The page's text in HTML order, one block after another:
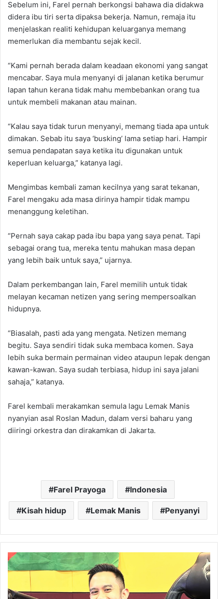
Sebelum ini, Farel pernah berkongsi bahawa dia didakwa
didera ibu tiri serta dipaksa bekerja. Namun, remaja itu
menjelaskan realiti kehidupan keluarganya memang
memerlukan dia membantu sejak kecil.
“Kami pernah berada dalam keadaan ekonomi yang sangat
mencabar. Saya mula menyanyi di jalanan ketika berumur
lapan tahun kerana tidak mahu membebankan orang tua
untuk membeli makanan atau mainan.
“Kalau saya tidak turun menyanyi, memang tiada apa untuk
dimakan. Sebab itu saya ‘busking’ lama setiap hari. Hampir
semua pendapatan saya ketika itu digunakan untuk
keperluan keluarga,” katanya lagi.
Mengimbas kembali zaman kecilnya yang sarat tekanan,
Farel mengaku ada masa dirinya hampir tidak mampu
menanggung keletihan.
“Pernah saya cakap pada ibu bapa yang saya penat. Tapi
sebagai orang tua, mereka tentu mahukan masa depan
yang lebih baik untuk saya,” ujarnya.
Dalam perkembangan lain, Farel memilih untuk tidak
melayan kecaman netizen yang sering mempersoalkan
hidupnya.
“Biasalah, pasti ada yang mengata. Netizen memang
begitu. Saya sendiri tidak suka membaca komen. Saya
lebih suka bermain permainan video ataupun lepak dengan
kawan-kawan. Saya sudah terbiasa, hidup ini saya jalani
sahaja,” katanya.
Farel kembali merakamkan semula lagu Lemak Manis
nyanyian asal Roslan Madun, dalam versi baharu yang
diiringi orkestra dan dirakamkan di Jakarta.
Farel Prayoga Indonesia
Kisah hidup Lemak Manis Penyanyi
Fizi
Ali
Buku